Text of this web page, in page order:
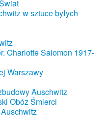
w sztuce byłych
Charlotte Salomon 1917-
Warszawy
Auschwitz
Obóz Śmierci